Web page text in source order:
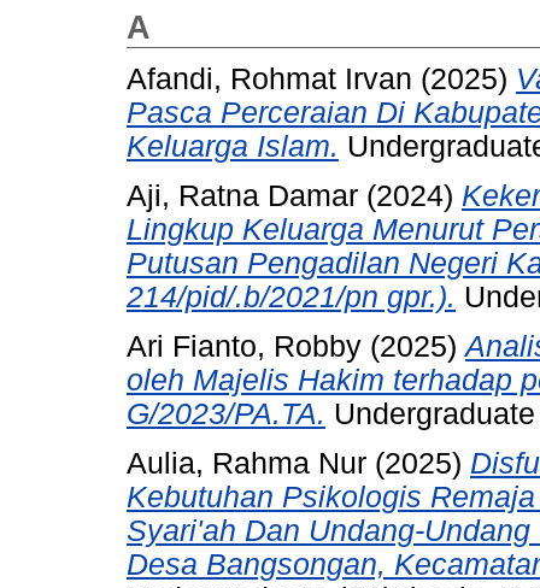
A
Afandi, Rohmat Irvan (2025)
Pasca Perceraian Di
Keluarga Islam.
Aji, Ratna Damar (2024)
Lingkup Keluarga Menurut
Putusan Pengadilan Negeri
214/pid/.b/2021/pn gpr.).
Ari Fianto, Robby (2025)
oleh Majelis Hakim terhadap
G/2023/PA.TA.
Aulia, Rahma Nur (2025)
Kebutuhan Psikologis
Syari'ah Dan Undang-
Desa Bangsongan,